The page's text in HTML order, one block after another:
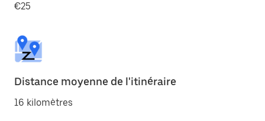
€25
Distance moyenne de l'itinéraire
16 kilomètres